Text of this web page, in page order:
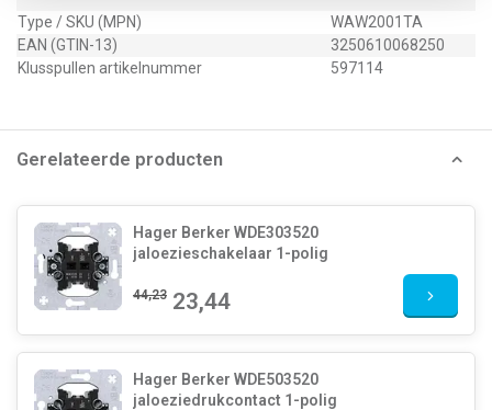
Type / SKU (MPN)
WAW2001TA
EAN (GTIN-13)
3250610068250
Klusspullen artikelnummer
597114
Gerelateerde producten
Hager Berker WDE303520
jaloezieschakelaar 1-polig
44,23 23,44
Hager Berker WDE503520
jaloeziedrukcontact 1-polig